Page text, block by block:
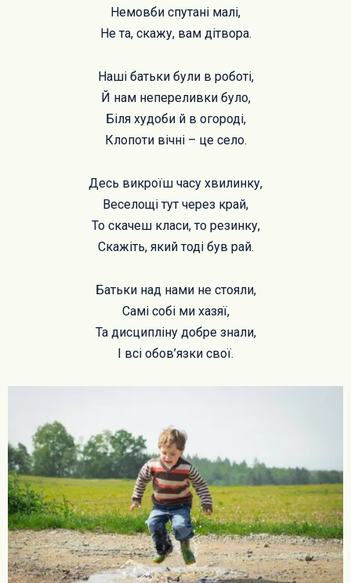
Немовби спутані малі,
Не та, скажу, вам дітвора.
Наші батьки були в роботі,
Й нам непереливки було,
Біля худоби й в огороді,
Клопоти вічні – це село.
Десь викроїш часу хвилинку,
Веселощі тут через край,
То скачеш класи, то резинку,
Скажіть, який тоді був рай.
Батьки над нами не стояли,
Самі собі ми хазяї,
Та дисципліну добре знали,
І всі обов’язки свої.